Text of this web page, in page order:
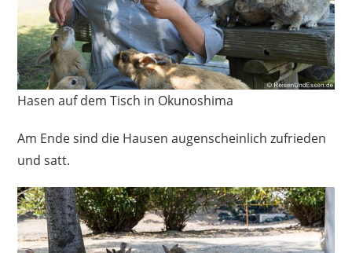
Hasen auf dem Tisch in Okunoshima
Am Ende sind die Hausen augenscheinlich zufrieden
und satt.